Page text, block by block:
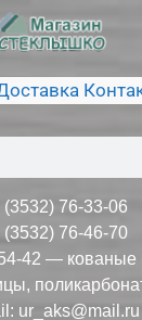
(3532) 76-33-06
(3532) 76-46-70
42 — кованые
ur_aks@mail.ru